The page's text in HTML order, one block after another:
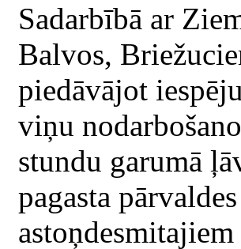
Sadarbībā ar
Balvos,
piedāvājot
viņu
stundu garumā
pagasta